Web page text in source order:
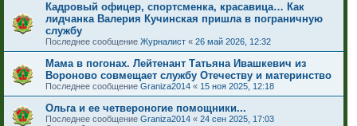
Кадровый офицер, спортсменка, красавица… Как
лидчанка Валерия Кучинская пришла в пограничную
службу
Последнее сообщение Журналист « 26 май 2026, 12:32
Мама в погонах. Лейтенант Татьяна Ивашкевич из
Вороново совмещает службу Отечеству и материнство
Последнее сообщение Graniza2014 « 15 ноя 2025, 12:18
Ольга и ее четвероногие помощники...
Последнее сообщение Graniza2014 « 24 сен 2025, 17:03